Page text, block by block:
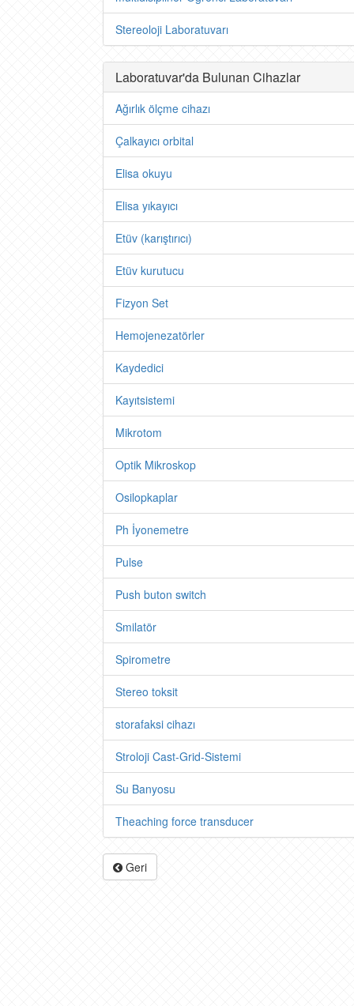
Stereoloji Laboratuvarı
Laboratuvar'da Bulunan Cihazlar
Ağırlık ölçme cihazı
Çalkayıcı orbital
Elisa okuyu
Elisa yıkayıcı
Etüv (karıştırıcı)
Etüv kurutucu
Fizyon Set
Hemojenezatörler
Kaydedici
Kayıtsistemi
Mikrotom
Optik Mikroskop
Osilopkaplar
Ph İyonemetre
Pulse
Push buton switch
Smilatör
Spirometre
Stereo toksit
storafaksi cihazı
Stroloji Cast-Grid-Sistemi
Su Banyosu
Theaching force transducer
Geri